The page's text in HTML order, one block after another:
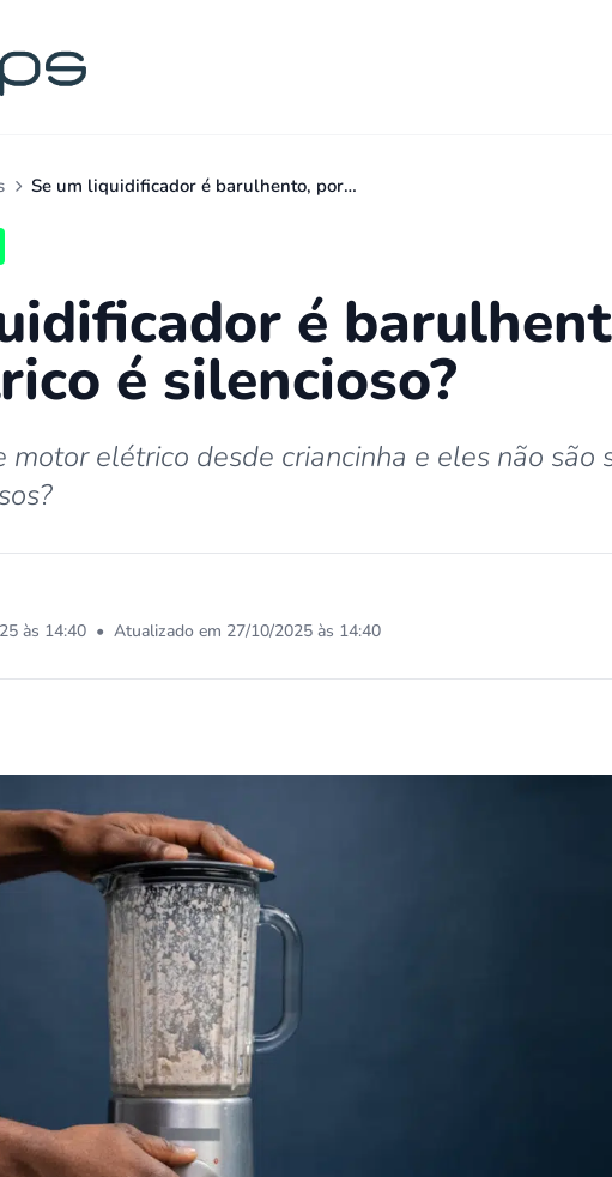
Se um liquidificador é barulhento, por…
é
é silencioso?
motor elétrico desde criancinha e eles não são
às 14:40 • Atualizado em 27/10/2025 às 14:40